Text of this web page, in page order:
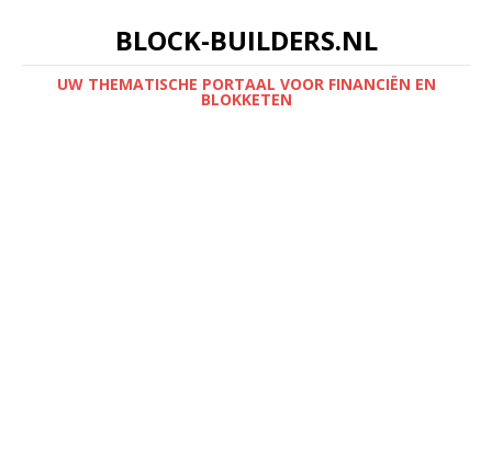
BLOCK-BUILDERS.NL
UW THEMATISCHE PORTAAL VOOR FINANCIËN EN
BLOKKETEN